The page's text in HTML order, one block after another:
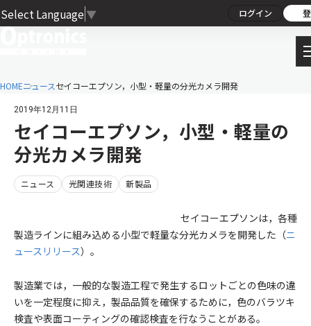
Select Language ▼ ログイン
HOMEニュースセイコーエプソン，小型・軽量の分光カメラ開発
2019年12月11日
セイコーエプソン，小型・軽量の
分光カメラ開発
ニュース 光関連技術 新製品
セイコーエプソンは，各種
製造ラインに組み込める小型で軽量な分光カメラを開発した（ニ
ュースリリース）。
製造業では，一般的な製造工程で発生するロットごとの色味の違
いを一定程度に抑え，製品品質を確保するために，色のバラツキ
検査や表面コーティングの確認検査を行なうことがある。